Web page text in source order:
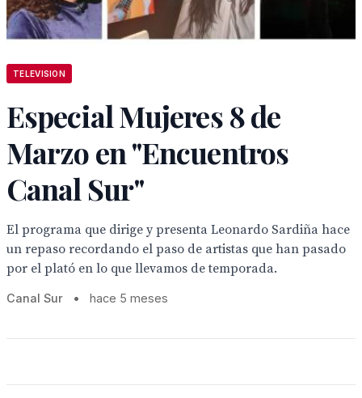
TELEVISION
Especial Mujeres 8 de
Marzo en "Encuentros
Canal Sur"
El programa que dirige y presenta Leonardo Sardiña hace
un repaso recordando el paso de artistas que han pasado
por el plató en lo que llevamos de temporada.
Canal Sur • hace 5 meses